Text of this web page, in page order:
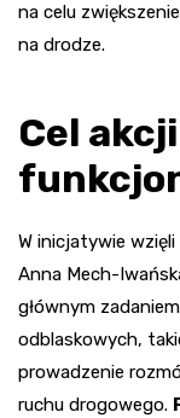
na celu
na drodze.
Cel
W inicjatywie wzięli
Anna Mech-
głównym
odblaskowych,
prowadzenie
ruchu drogowego.